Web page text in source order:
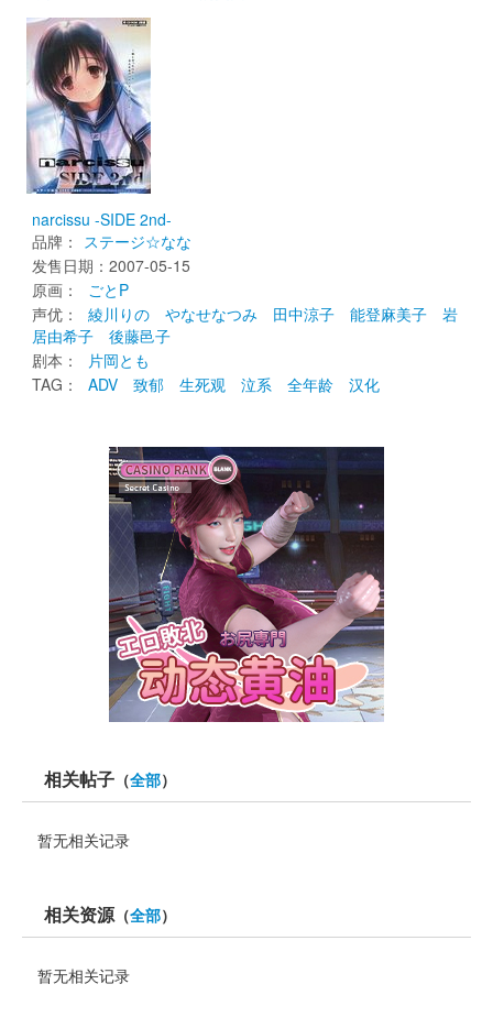
narcissu -SIDE 2nd-
品牌： ステージ☆なな
发售日期：2007-05-15
原画：
ごとP
声优：
綾川りの やなせなつみ 田中涼子 能登麻美子
岩
居由希子
後藤邑子
剧本：
片岡とも
TAG：
ADV 致郁 生死观 泣系 全年龄 汉化
相关帖子 （全部）
暂无相关记录
相关资源（全部）
暂无相关记录